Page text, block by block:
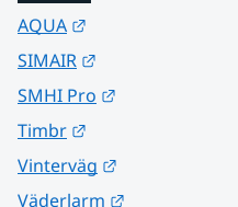
AQUA
SIMAIR
SMHI Pro
Timbr
Vinterväg
Väderlarm